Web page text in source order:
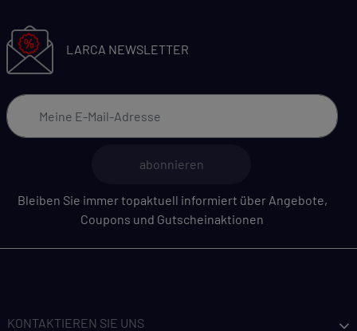
LARCA NEWSLETTER
abonnieren
Bleiben Sie immer topaktuell informiert über Angebote,
Coupons und Gutscheinaktionen
KONTAKTIEREN SIE UNS